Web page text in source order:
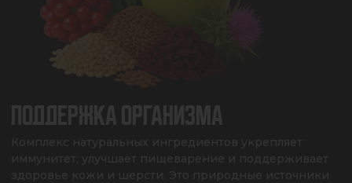
ПОДДЕРЖКА ОРГАНИЗМА
Комплекс натуральных ингредиентов укрепляет
иммунитет, улучшает пищеварение и поддерживает
здоровье кожи и шерсти. Это природные источники